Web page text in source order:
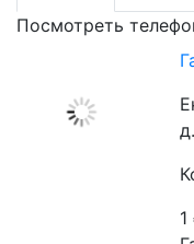
Посмотреть
1